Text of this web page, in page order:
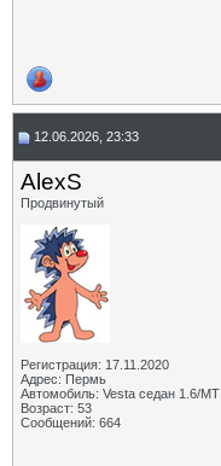
12.06.2026, 23:33
AlexS
Продвинутый
Регистрация: 17.11.2020
Адрес: Пермь
Автомобиль: Vesta седан 1.6/МТ
Возраст: 53
Сообщений: 664